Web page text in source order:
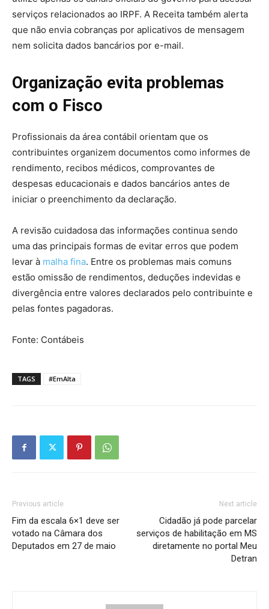
serviços relacionados ao IRPF. A Receita também alerta
que não envia cobranças por aplicativos de mensagem
nem solicita dados bancários por e-mail.
Organização evita problemas
com o Fisco
Profissionais da área contábil orientam que os
contribuintes organizem documentos como informes de
rendimento, recibos médicos, comprovantes de
despesas educacionais e dados bancários antes de
iniciar o preenchimento da declaração.
A revisão cuidadosa das informações continua sendo
uma das principais formas de evitar erros que podem
levar à malha fina. Entre os problemas mais comuns
estão omissão de rendimentos, deduções indevidas e
divergência entre valores declarados pelo contribuinte e
pelas fontes pagadoras.
Fonte: Contábeis
TAGS #EmAlta
Previous article
Fim da escala 6×1 deve ser
votado na Câmara dos
Deputados em 27 de maio
Next article
Cidadão já pode parcelar
serviços de habilitação em MS
diretamente no portal Meu
Detran